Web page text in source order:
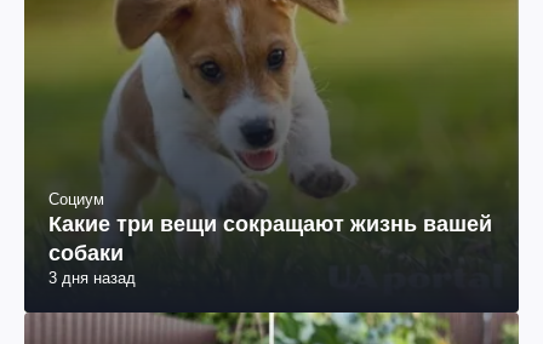
Социум
Какие три вещи сокращают жизнь вашей
собаки
3 дня назад